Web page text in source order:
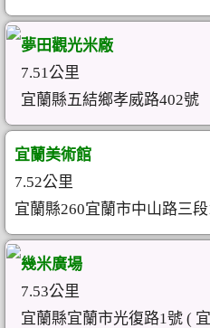
夢田觀光米廠
7.51公里
宜蘭縣五結鄉孝威路402號
宜蘭美術館
7.52公里
宜蘭縣260宜蘭市中山路三
幾米廣場
7.53公里
宜蘭縣宜蘭市光復路1號 (